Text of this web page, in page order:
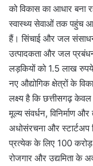
को विकास का आधार बना
स्वास्थ्य सेवाओं तक पहुंच
हैं। सिंचाई और जल
उत्पादकता और जल
लड़कियों को 1.5 लाख
नए औद्योगिक क्षेत्रों के
लक्ष्य है कि छत्तीसगढ़
मूल्य संवर्धन, विनिर्माण
अधोसंरचना और स्टार्टअप
प्रत्येक के लिए 100 करोड़
रोजगार और उद्यमिता के